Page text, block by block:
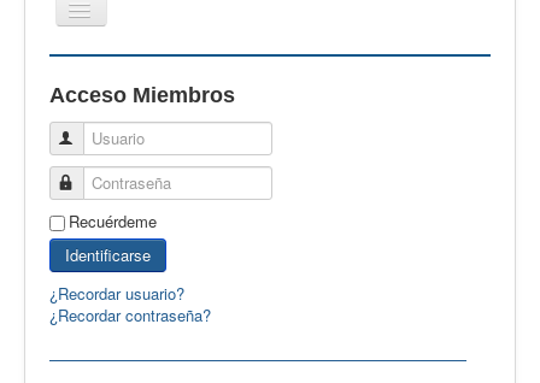
Cambiar
navegación
CertAcleB
Profesores Visitantes
Calidad
Artículos
Recursos
Observatorio EB
CIEB
Acceso Miembros
Usuario
Contraseña
Recuérdeme
Identificarse
¿Recordar usuario?
¿Recordar contraseña?